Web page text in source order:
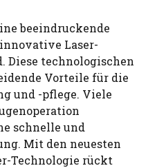
beeindruckende
Laser-
technologischen
Vorteile für die
und -pflege. Viele
schnelle und
Mit den neuesten
Technologie rückt